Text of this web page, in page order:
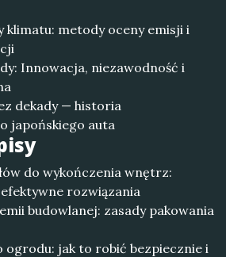
metody oceny emisji i
Innowacja, niezawodność i
dekady — historia
japońskiego auta
do wykończenia wnętrz:
rozwiązania
budowlanej: zasady pakowania
jak to robić bezpiecznie i